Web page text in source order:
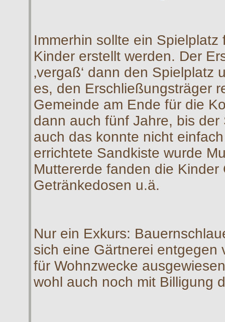
Immerhin sollte ein
Kinder erstellt werden. Der
‚vergaß‘ dann den
es, den Erschließungsträger
Gemeinde am Ende für die
dann auch fünf Jahre, bis
auch das konnte nicht
errichtete Sandkiste wurde
Muttererde fanden die
Getränkedosen u.ä.
Nur ein Exkurs:
sich eine Gärtnerei entgegen
für Wohnzwecke
wohl auch noch mit Billigung